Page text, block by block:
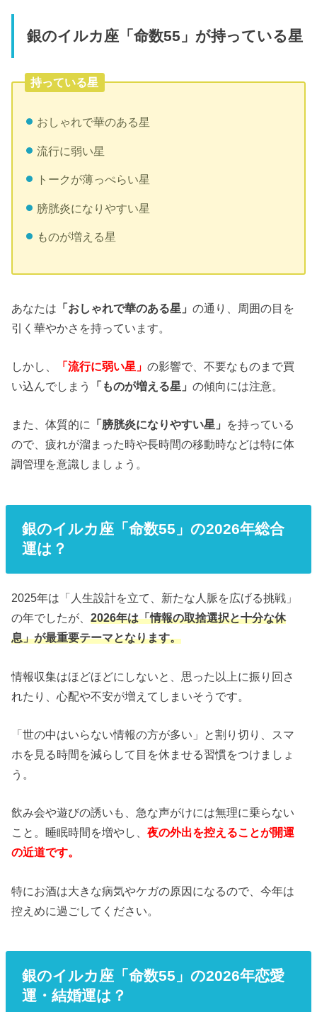
銀のイルカ座「命数55」が持っている星
持っている星
おしゃれで華のある星
流行に弱い星
トークが薄っぺらい星
膀胱炎になりやすい星
ものが増える星
あなたは 「おしゃれで華のある星」の通り、周囲の目を
引く華やかさを持っています。
しかし、 「流行に弱い星」の影響で、不要なものまで買
い込んでしまう
「ものが増える星」の傾向には注意。
また、体質的に 「膀胱炎になりやすい星」 を持っている
ので、疲れが溜まった時や長時間の移動時などは特に体
調管理を意識しましょう。
銀のイルカ座「命数55」の2026年総合
運は？
2025年は「人生設計を立て、新たな人脈を広げる挑戦」
の年でしたが、2026年は「情報の取捨選択と十分な休
息」が最重要テーマとなります。
情報収集はほどほどにしないと、思った以上に振り回さ
れたり、心配や不安が増えてしまいそうです。
「世の中はいらない情報の方が多い」と割り切り、スマ
ホを見る時間を減らして目を休ませる習慣をつけましょ
う。
飲み会や遊びの誘いも、急な声がけには無理に乗らない
こと。睡眠時間を増やし、夜の外出を控えることが開運
の近道です。
特にお酒は大きな病気やケガの原因になるので、今年は
控えめに過ごしてください。
銀のイルカ座「命数55」の2026年恋愛
運・結婚運は？